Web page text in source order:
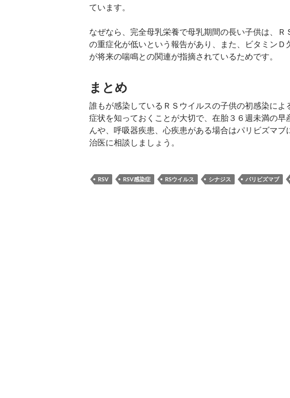
ています。
なぜなら、完全母乳栄養で母乳期間の長い子供は、Ｒ
の重症化が低いという報告があり、また、ビタミンＤ
が将来の喘鳴との関連が指摘されているためです。
まとめ
誰もが感染しているＲＳウイルスの子供の初感染によ
症状を知っておくことが大切で、在胎３６週未満の早
んや、呼吸器疾患、心疾患がある場合はパリビズマブ
治医に相談しましょう。
RSV RSV感染症 RSウイルス シナジス パリビズマブ